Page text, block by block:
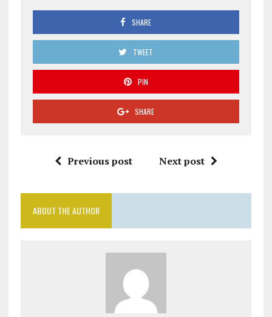
SHARE
TWEET
PIN
SHARE
Previous post Next post
ABOUT THE AUTHOR